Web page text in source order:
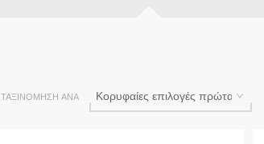
ΤΑΞΙΝΌΜΗΣΗ ΑΝΆ